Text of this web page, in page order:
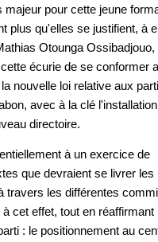
majeur pour cette jeune
plus qu'elles se justifient, à
Otounga Ossibadjouo,
écurie de se conformer
nouvelle loi relative aux
avec à la clé l'installation
directoire.
à un exercice de
que devraient se livrer les
travers les différentes
cet effet, tout en réaffirmant
: le positionnement au